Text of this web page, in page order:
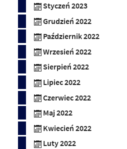
Styczeń 2023
Grudzień 2022
Październik 2022
Wrzesień 2022
Sierpień 2022
Lipiec 2022
Czerwiec 2022
Maj 2022
Kwiecień 2022
Luty 2022